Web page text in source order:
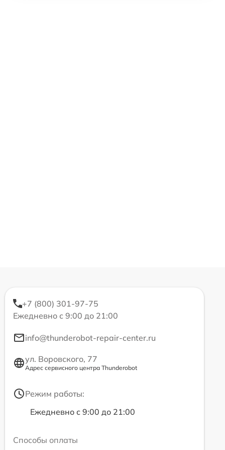
+7 (800) 301-97-75
Ежедневно с 9:00 до 21:00
info@thunderobot-repair-center.ru
ул. Воровского, 77
Адрес сервисного центра Thunderobot
Режим работы:
Ежедневно с 9:00 до 21:00
Способы оплаты